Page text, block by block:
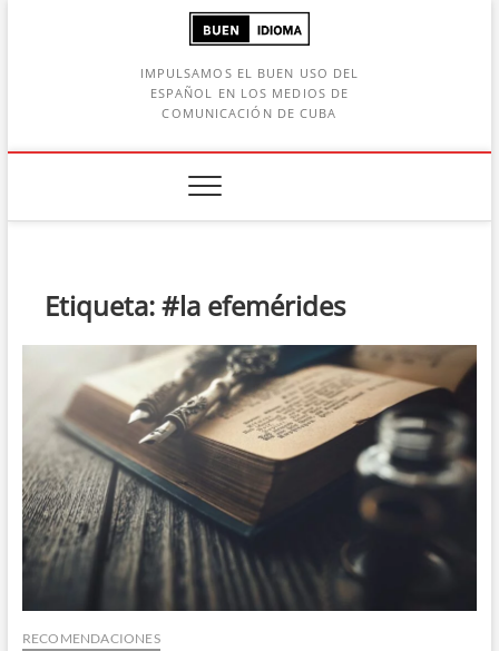
IMPULSAMOS EL BUEN USO DEL
ESPAÑOL EN LOS MEDIOS DE
COMUNICACIÓN DE CUBA
Etiqueta:#la efemérides
RECOMENDACIONES